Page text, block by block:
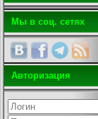
Мы в соц. сетях
Авторизация